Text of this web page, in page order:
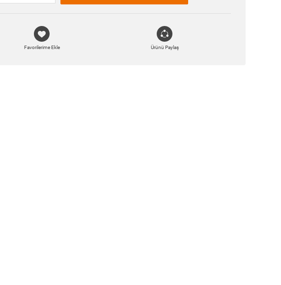
Favorilerime Ekle Ürünü Paylaş